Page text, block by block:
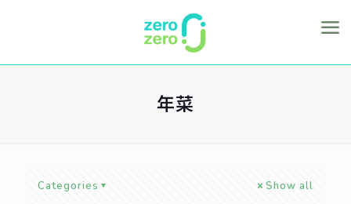
年菜
Categories Show all